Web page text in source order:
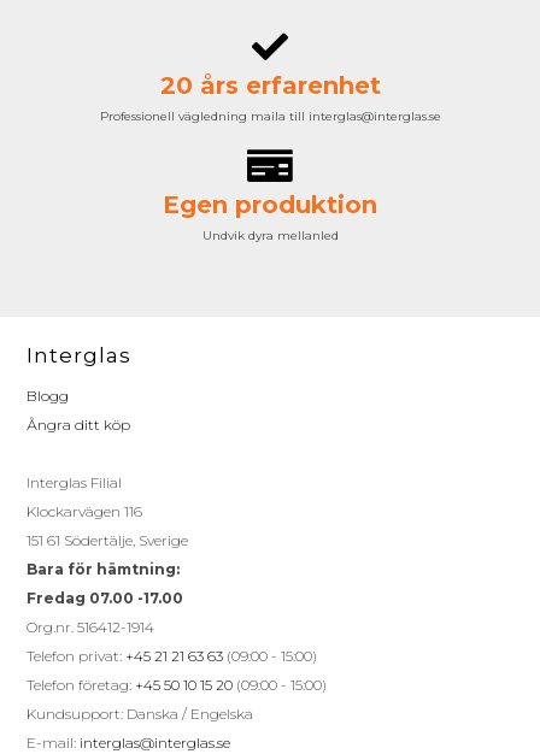
20 års erfarenhet
Professionell vägledning maila till interglas@interglas.se
Egen produktion
Undvik dyra mellanled
Interglas
Blogg
Ångra ditt köp
Interglas Filial
Klockarvägen 116
151 61 Södertälje, Sverige
Bara för hämtning:
Fredag 07.00 -17.00
Org.nr. 516412-1914
Telefon privat: +45 21 21 63 63 (09:00 - 15:00)
Telefon företag: +45 50 10 15 20 (09:00 - 15:00)
Kundsupport: Danska / Engelska
E-mail: interglas@interglas.se